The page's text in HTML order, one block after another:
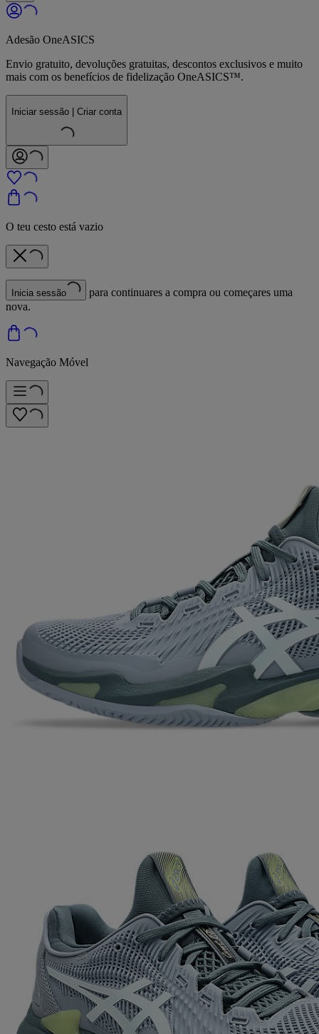
Adesão OneASICS
Envio gratuito, devoluções gratuitas, descontos exclusivos e muito
mais com os benefícios de fidelização OneASICS™.
Iniciar sessão | Criar conta
O teu cesto está vazio
Inicia sessão
para continuares a compra ou começares uma
nova.
Navegação Móvel